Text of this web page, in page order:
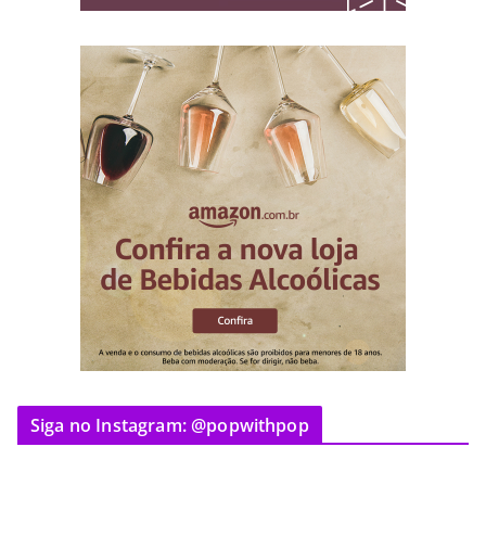
Siga no Instagram: @popwithpop